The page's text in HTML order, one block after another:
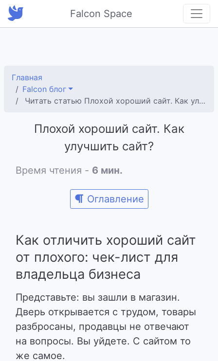
Falcon Space
Главная
Falcon блог
Читать статью Плохой хороший сайт. Как улучшить сайт?
Плохой хороший сайт. Как
улучшить сайт?
Время чтения - 6 мин.
Оглавление
Как отличить хороший сайт
от плохого: чек-лист для
владельца бизнеса
Представьте: вы зашли в магазин.
Дверь открывается с трудом, товары
разбросаны, продавцы не отвечают
на вопросы. Вы уйдете. С сайтом то
же самое.